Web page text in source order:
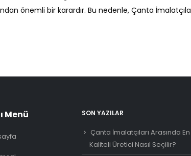
önemli bir karardır. Bu nedenle, Çanta
Menü SON YAZILAR
Çanta İmalatçıları Arasında En
Kaliteli Üretici Nasıl Seçilir?